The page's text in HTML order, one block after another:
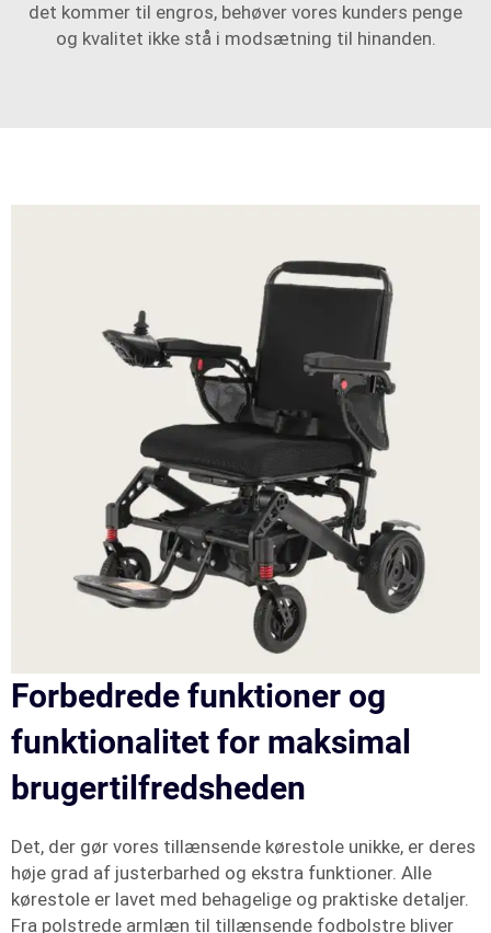
det kommer til engros, behøver vores kunders penge
og kvalitet ikke stå i modsætning til hinanden.
Forbedrede funktioner og
funktionalitet for maksimal
brugertilfredsheden
Det, der gør vores tillænsende kørestole unikke, er deres
høje grad af justerbarhed og ekstra funktioner. Alle
kørestole er lavet med behagelige og praktiske detaljer.
Fra polstrede armlæn til tillænsende fodbolstre bliver